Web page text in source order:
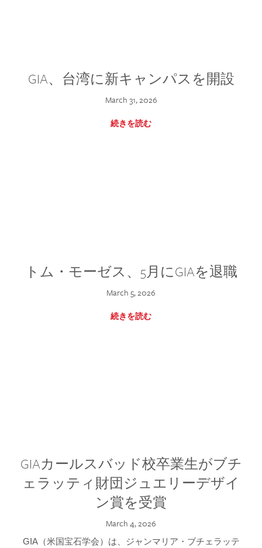
GIA、台湾に新キャンパスを開設
March 31, 2026
続きを読む
トム・モーゼス、5月にGIAを退職
March 5, 2026
続きを読む
GIAカールスバッド校卒業生がブチ
ェラッティ財団ジュエリーデザイ
ン賞を受賞
March 4, 2026
GIA（米国宝石学会）は、ジャンマリア・ブチェラッテ